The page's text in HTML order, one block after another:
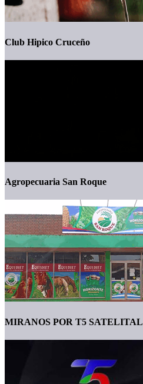
Club Hipico Cruceño
Agropecuaria San Roque
MIRANOS POR T5 SATELITAL